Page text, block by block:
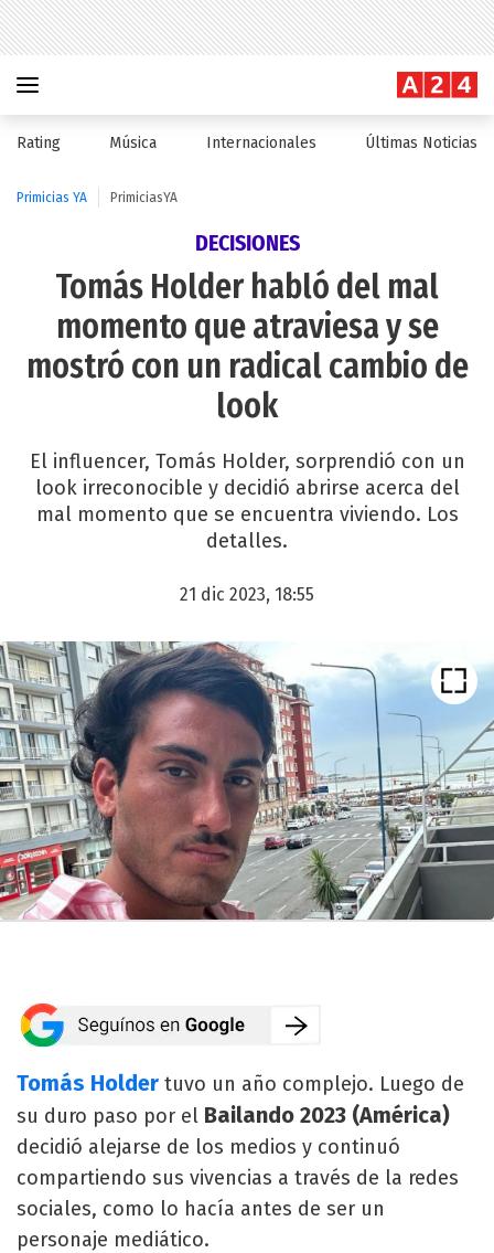
Rating Música Internacionales Últimas Noticias
Primicias YA PrimiciasYA
DECISIONES
Tomás Holder habló del mal
momento que atraviesa y se
mostró con un radical cambio de
look
El influencer, Tomás Holder, sorprendió con un
look irreconocible y decidió abrirse acerca del
mal momento que se encuentra viviendo. Los
detalles.
21 dic 2023, 18:55
Tomás Holder tuvo un año complejo. Luego de
su duro paso por el Bailando 2023 (América)
decidió alejarse de los medios y continuó
compartiendo sus vivencias a través de la redes
sociales, como lo hacía antes de ser un
personaje mediático.